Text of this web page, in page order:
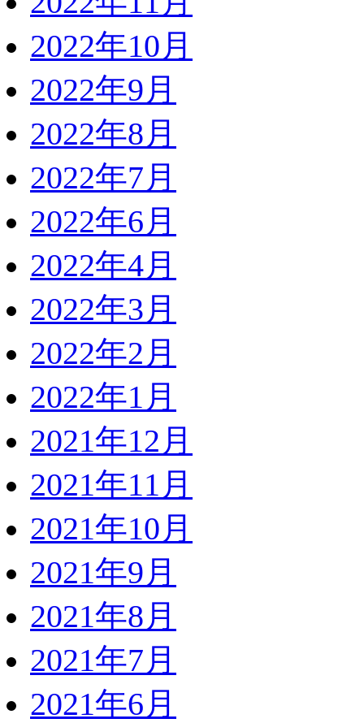
2022年10月
2022年9月
2022年8月
2022年7月
2022年6月
2022年4月
2022年3月
2022年2月
2022年1月
2021年12月
2021年11月
2021年10月
2021年9月
2021年8月
2021年7月
2021年6月